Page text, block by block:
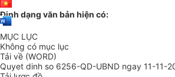
Định dạng văn bản hiện có:
MỤC LỤC
Không có mục lục
Tải về (WORD)
Quyet dinh so 6256-QD-UBND ngay 11-11-